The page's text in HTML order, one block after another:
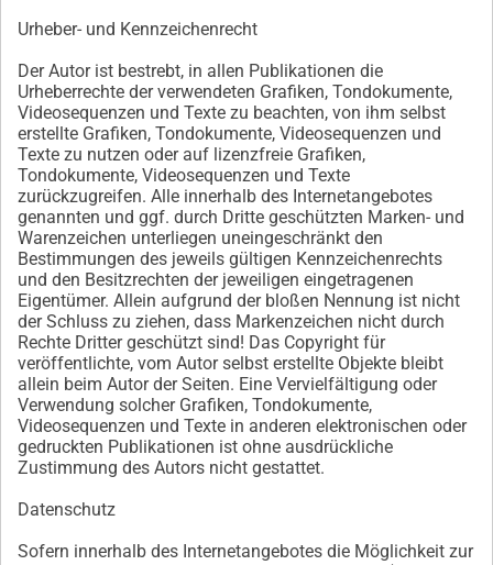
Urheber- und Kennzeichenrecht
Der Autor ist bestrebt, in allen Publikationen die
Urheberrechte der verwendeten Grafiken, Tondokumente,
Videosequenzen und Texte zu beachten, von ihm selbst
erstellte Grafiken, Tondokumente, Videosequenzen und
Texte zu nutzen oder auf lizenzfreie Grafiken,
Tondokumente, Videosequenzen und Texte
zurückzugreifen. Alle innerhalb des Internetangebotes
genannten und ggf. durch Dritte geschützten Marken- und
Warenzeichen unterliegen uneingeschränkt den
Bestimmungen des jeweils gültigen Kennzeichenrechts
und den Besitzrechten der jeweiligen eingetragenen
Eigentümer. Allein aufgrund der bloßen Nennung ist nicht
der Schluss zu ziehen, dass Markenzeichen nicht durch
Rechte Dritter geschützt sind! Das Copyright für
veröffentlichte, vom Autor selbst erstellte Objekte bleibt
allein beim Autor der Seiten. Eine Vervielfältigung oder
Verwendung solcher Grafiken, Tondokumente,
Videosequenzen und Texte in anderen elektronischen oder
gedruckten Publikationen ist ohne ausdrückliche
Zustimmung des Autors nicht gestattet.
Datenschutz
Sofern innerhalb des Internetangebotes die Möglichkeit zur